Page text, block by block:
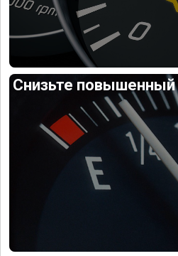
Снизьте повышенный